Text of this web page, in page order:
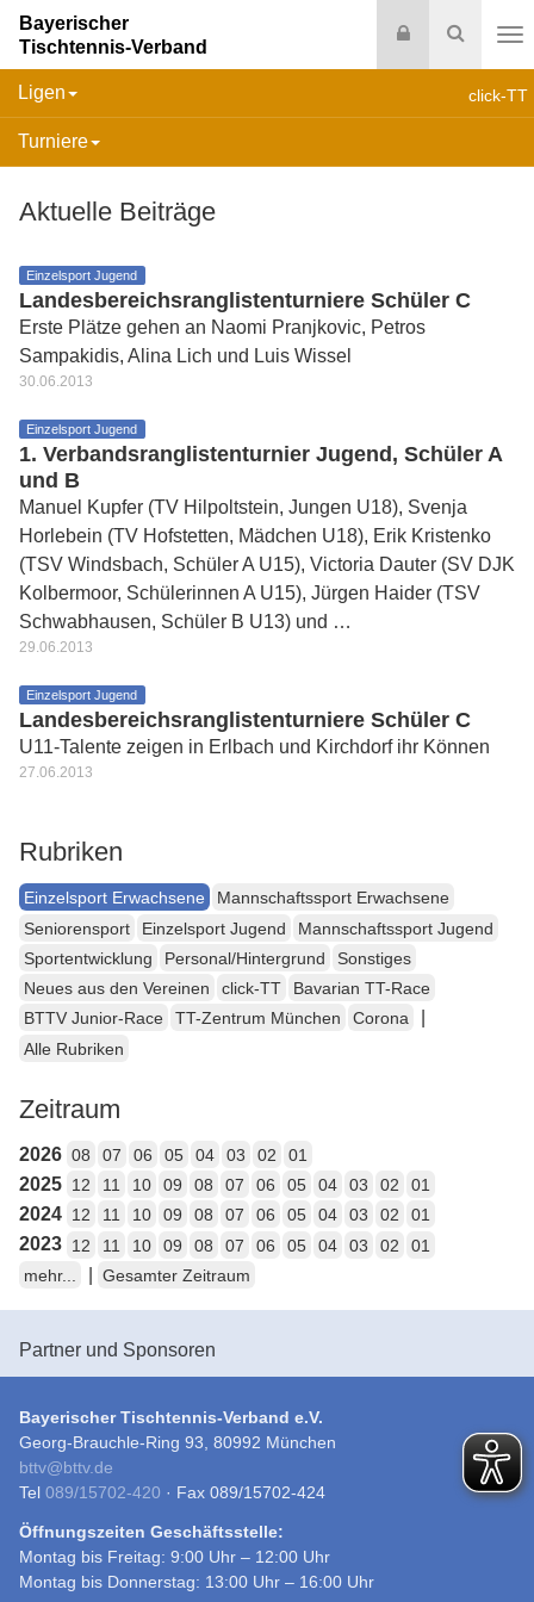
Suche
Login
Bayerischer
Tischtennis-Verband
click-TT
Ligen
Turniere
Aktuelle Beiträge
Einzelsport Jugend
Landesbereichsranglistenturniere Schüler C
Erste Plätze gehen an Naomi Pranjkovic, Petros
Sampakidis, Alina Lich und Luis Wissel
30.06.2013
Einzelsport Jugend
1. Verbandsranglistenturnier Jugend, Schüler A
und B
Manuel Kupfer (TV Hilpoltstein, Jungen U18), Svenja
Horlebein (TV Hofstetten, Mädchen U18), Erik Kristenko
(TSV Windsbach, Schüler A U15), Victoria Dauter (SV DJK
Kolbermoor, Schülerinnen A U15), Jürgen Haider (TSV
Schwabhausen, Schüler B U13) und …
29.06.2013
Einzelsport Jugend
Landesbereichsranglistenturniere Schüler C
U11-Talente zeigen in Erlbach und Kirchdorf ihr Können
27.06.2013
Rubriken
Einzelsport Erwachsene
Mannschaftssport Erwachsene
Seniorensport
Einzelsport Jugend
Mannschaftssport Jugend
Sportentwicklung
Personal/Hintergrund
Sonstiges
Neues aus den Vereinen
click-TT
Bavarian TT-Race
BTTV Junior-Race
TT-Zentrum München Corona
Alle Rubriken
Zeitraum
2026 08 07 06 05 04 03 02 01
2025 12 11 10 09 08 07 06 05 04 03 02 01
2024 12 11 10 09 08 07 06 05 04 03 02 01
2023 12 11 10 09 08 07 06 05 04 03 02
01
mehr...
Gesamter Zeitraum
Partner und Sponsoren
Bayerischer Tischtennis-Verband e.V.
Georg-Brauchle-Ring 93, 80992 München
bttv@bttv.de
Tel 089/15702-420 · Fax 089/15702-424
Öffnungszeiten Geschäftsstelle:
Montag bis Freitag: 9:00 Uhr – 12:00 Uhr
Montag bis Donnerstag: 13:00 Uhr – 16:00 Uhr